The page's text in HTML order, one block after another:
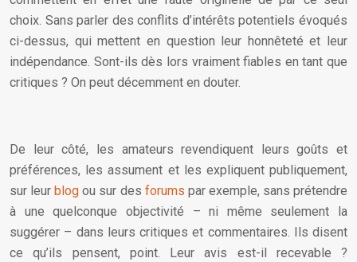
choix. Sans parler des conflits d’intérêts potentiels évoqués
ci-dessus, qui mettent en question leur honnêteté et leur
indépendance. Sont-ils dès lors vraiment fiables en tant que
critiques ? On peut décemment en douter.
De leur côté, les amateurs revendiquent leurs goûts et
préférences, les assument et les expliquent publiquement,
sur leurblog ou sur des forums par exemple, sans prétendre
à une quelconque objectivité – ni même seulement la
suggérer – dans leurs critiques et commentaires. Ils disent
ce qu’ils pensent, point. Leur avis est-il recevable ?